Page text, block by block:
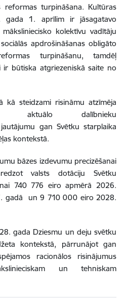
reformas turpināšana. Kultūras
gada 1. aprīlim ir jāsagatavo
kolektīvu vadītāju
apdrošināšanas obligāto
turpināšanu, tamdēļ
ir būtiska atgriezeniskā saite no
kā steidzami risināmu atzīmēja
aktuālo dalībnieku
gan Svētku starplaika
kontekstā.
bāzes izdevumu precizēšanai
valsts dotāciju Svētku
740 776 eiro apmērā 2026.
gadā un 9 710 000 eiro 2028.
gada Dziesmu un deju svētku
kontekstā, pārrunājot gan
racionālos risinājumus
un tehniskam